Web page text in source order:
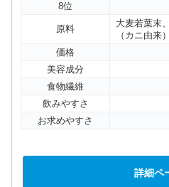
8位
原料
大麦若葉末
（カニ由来
価格
美容成分
食物繊維
飲みやすさ
お求めやすさ
詳細ペ